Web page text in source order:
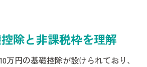
除と非課税枠を理解
万円の基礎控除が設けられており、